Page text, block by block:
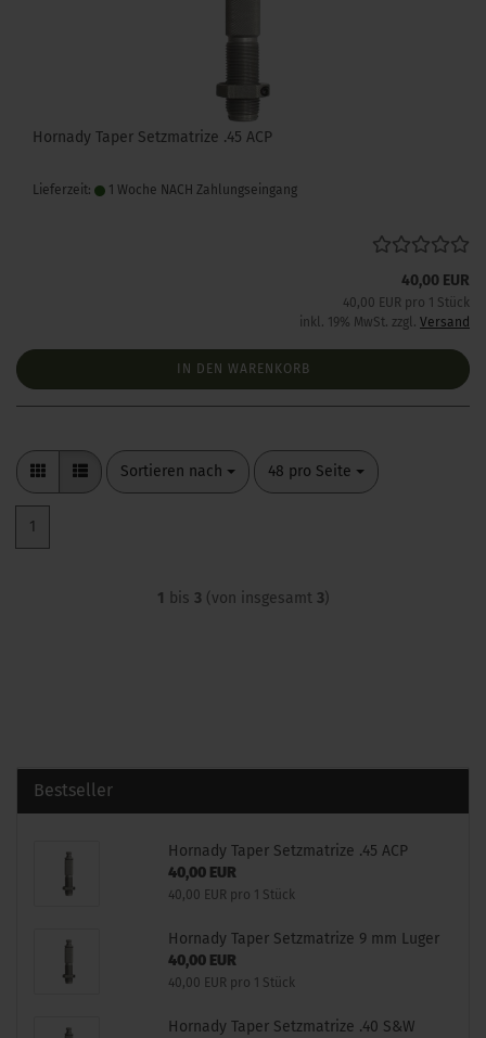
Hornady Taper Setzmatrize .45 ACP
Lieferzeit: 1 Woche NACH Zahlungseingang
40,00 EUR
40,00 EUR pro 1 Stück
inkl. 19% MwSt. zzgl. Versand
IN DEN WARENKORB
Sortieren nach
Sortieren nach 48 pro Seite
pro Seite
1
1 bis 3(von insgesamt 3)
Bestseller
Hornady Taper Setzmatrize .45 ACP
40,00 EUR
40,00 EUR pro 1 Stück
Hornady Taper Setzmatrize 9 mm Luger
40,00 EUR
40,00 EUR pro 1 Stück
Hornady Taper Setzmatrize .40 S&W